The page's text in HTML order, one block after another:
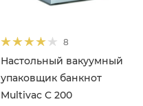
8
Настольный вакуумный
упаковщик банкнот
Multivac C 200